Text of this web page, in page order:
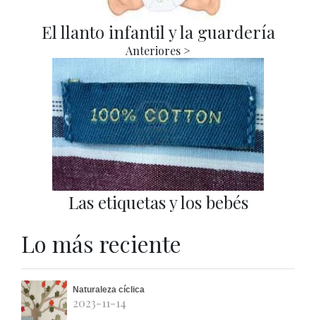
El llanto infantil y la guardería
Las etiquetas y los bebés
Lo más reciente
Naturaleza cíclica
2023-11-14